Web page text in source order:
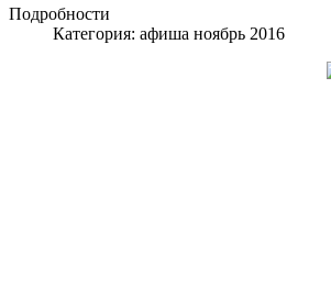
Подробности
Категория: афиша ноябрь 2016